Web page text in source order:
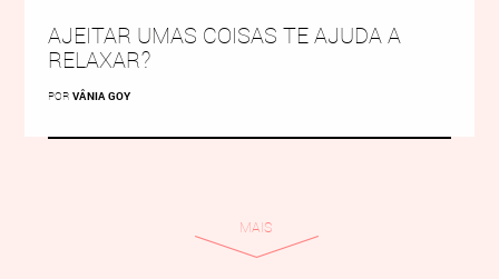
AJEITAR UMAS COISAS TE AJUDA A
RELAXAR?
POR VÂNIA GOY
MAIS